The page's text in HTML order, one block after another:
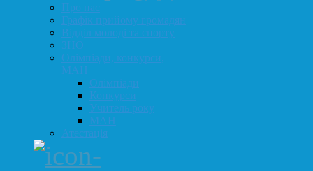
Про нас
Графік прийому громадян
Відділ молоді та спорту
ЗНО
Олімпіади, конкурси,
МАН
Олімпіади
Конкурси
Учитель року
МАН
Атестація